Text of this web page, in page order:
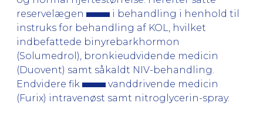
reservelægen
i behandling i henhold til
instruks for behandling af KOL, hvilket
indbefattede binyrebarkhormon
(Solumedrol), bronkieudvidende medicin
(Duovent) samt såkaldt NIV-behandling.
Endvidere fik
vanddrivende medicin
(Furix) intravenøst samt nitroglycerin-spray.